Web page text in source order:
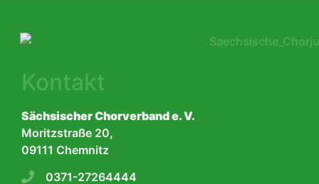
Kontakt
Sächsischer Chorverband e. V.
Moritzstraße 20,
09111 Chemnitz
0371-27264444